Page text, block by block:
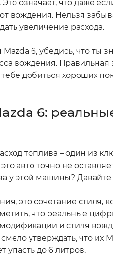
означает, что даже
вождения. Нельзя
увеличение расхода.
6, убедись, что ты
вождения. Правильная
добиться хороших
6:
топлива – один из
авто точно не
у этой машины?
это сочетание стиля,
что реальные
и стиля
утверждать, что их
упасть до 6 литров.